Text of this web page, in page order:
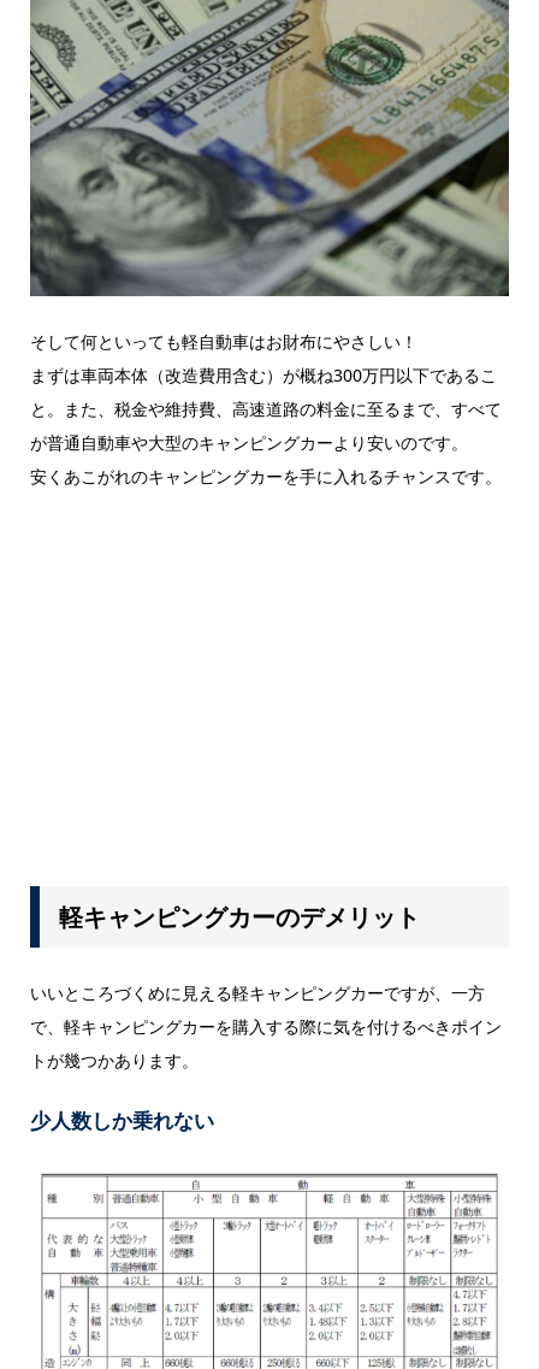
そして何といっても軽自動車はお財布にやさしい！
まずは車両本体（改造費用含む）が概ね300万円以下であるこ
と。また、税金や維持費、高速道路の料金に至るまで、すべて
が普通自動車や大型のキャンピングカーより安いのです。
安くあこがれのキャンピングカーを手に入れるチャンスです。
軽キャンピングカーのデメリット
いいところづくめに見える軽キャンピングカーですが、一方
で、軽キャンピングカーを購入する際に気を付けるべきポイン
トが幾つかあります。
少人数しか乗れない